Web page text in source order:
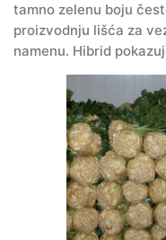
tamno zelenu boju
proizvodnju lišća za
namenu. Hibrid